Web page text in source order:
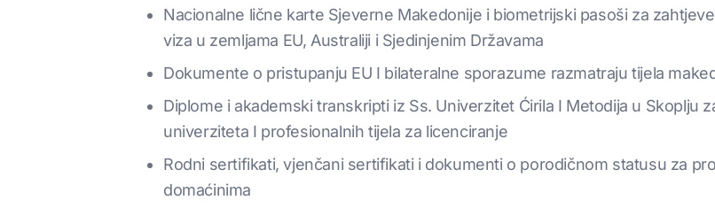
Nacionalne lične karte Sjeverne Makedonije i biometrijski pasoši za
viza u zemljama EU, Australiji i Sjedinjenim Državama
Dokumente o pristupanju EU I bilateralne sporazume razmatraju tijela
Diplome i akademski transkripti iz Ss. Univerzitet Ćirila I Metodija u Skoplju
univerziteta I profesionalnih tijela za licenciranje
Rodni sertifikati, vjenčani sertifikati i dokumenti o porodičnom statusu za
domaćinima